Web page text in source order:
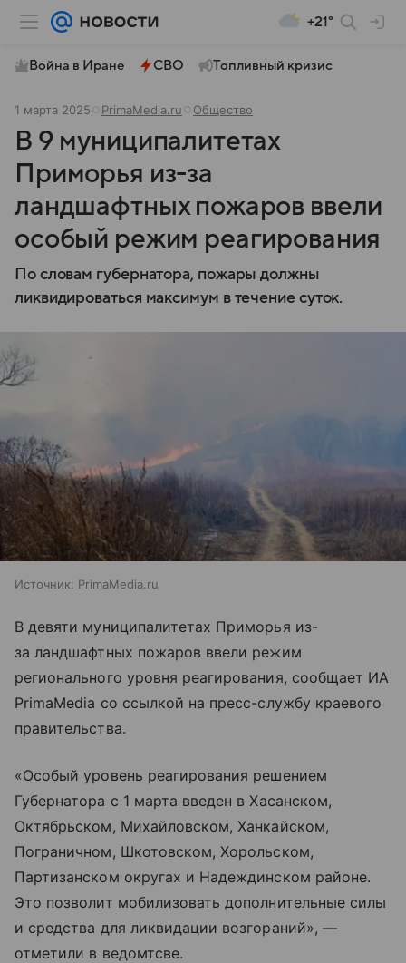
+21°
Война в Иране СВО Топливный кризис
1 марта 2025 PrimaMedia.ru Общество
В 9 муниципалитетах
Приморья из-за
ландшафтных пожаров ввели
особый режим реагирования
По словам губернатора, пожары должны
ликвидироваться максимум в течение суток.
Источник: PrimaMedia.ru
В девяти муниципалитетах Приморья из-
за ландшафтных пожаров ввели режим
регионального уровня реагирования, сообщает ИА
PrimaMedia со ссылкой на пресс-службу краевого
правительства.
«Особый уровень реагирования решением
Губернатора с 1 марта введен в Хасанском,
Октябрьском, Михайловском, Ханкайском,
Пограничном, Шкотовском, Хорольском,
Партизанском округах и Надеждинском районе.
Это позволит мобилизовать дополнительные силы
и средства для ликвидации возгораний», —
отметили в ведомтсве.